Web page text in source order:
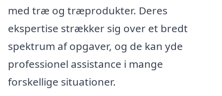
med træ og træprodukter. Deres
ekspertise strækker sig over et bredt
spektrum af opgaver, og de kan yde
professionel assistance i mange
forskellige situationer.